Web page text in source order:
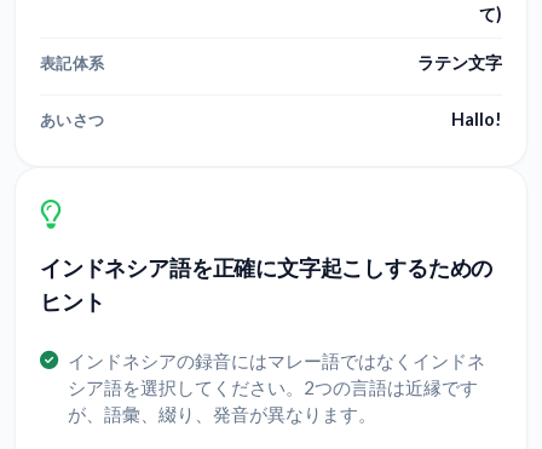
て)
表記体系 ラテン文字
あいさつ Hallo!
インドネシア語を正確に文字起こしするための
ヒント
インドネシアの録音にはマレー語ではなくインドネ
シア語を選択してください。2つの言語は近縁です
が、語彙、綴り、発音が異なります。